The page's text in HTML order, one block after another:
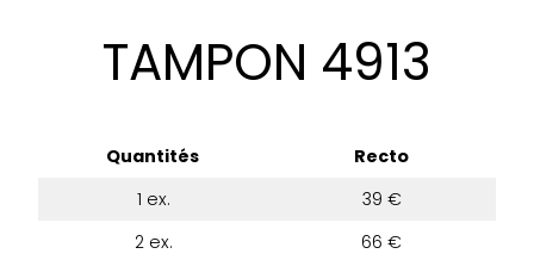
TAMPON 4913
Quantités
Recto
1 ex.
39 €
2 ex.
66 €